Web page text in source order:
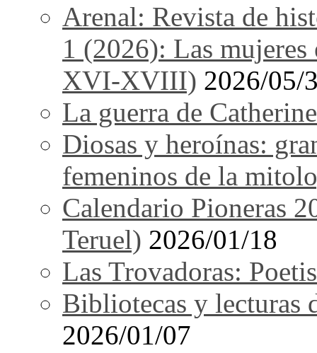
Arenal: Revista de
1 (2026): Las
XVI-XVIII) 2026/05/
La guerra de Catherine
Diosas y heroínas:
femeninos de la
Calendario Pioneras
Teruel) 2026/01/18
Las Trovadoras:
Bibliotecas y lecturas
2026/01/07